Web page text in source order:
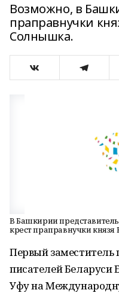
Возможно, в
праправнучки
Солнышка.
В Башкирии
крест праправнучки
Первый заместитель
писателей Беларуси
Уфу на